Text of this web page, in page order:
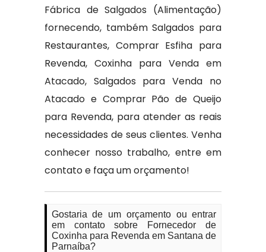
Fábrica de Salgados (Alimentação)
fornecendo, também Salgados para
Restaurantes, Comprar Esfiha para
Revenda, Coxinha para Venda em
Atacado, Salgados para Venda no
Atacado e Comprar Pão de Queijo
para Revenda, para atender as reais
necessidades de seus clientes. Venha
conhecer nosso trabalho, entre em
contato e faça um orçamento!
Gostaria de um orçamento ou entrar
em contato sobre Fornecedor de
Coxinha para Revenda em Santana de
Parnaíba?